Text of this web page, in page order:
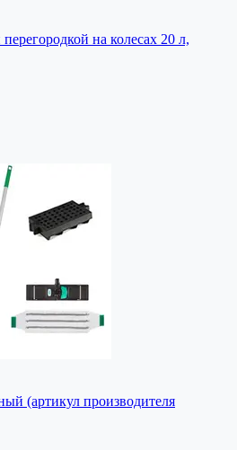
на колесах 20 л,
(артикул производителя